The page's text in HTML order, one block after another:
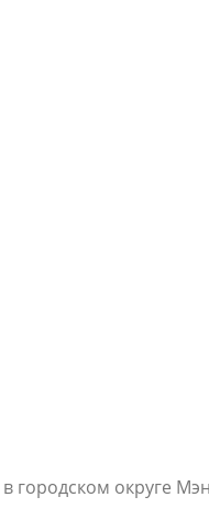
городском округе